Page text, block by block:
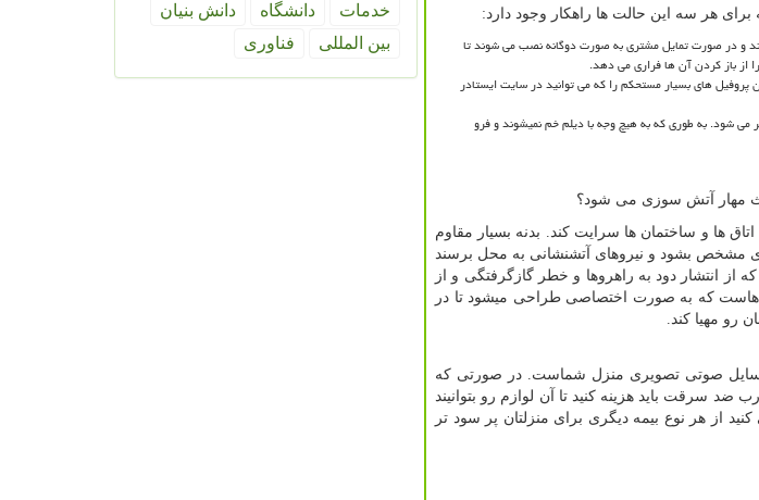
هر سه این حالت ها راهکار وجود دارد:
در صورت تمایل مشتری به صورت دوگانه نصب می شوند تا
از باز کردن آن ها فراری می دهد.
های بسیار مستحکم را که می توانید در سایت ایستادر
شود. به طوری که به هیچ وجه با دیلم خم نمیشوند و فرو
مهار آتش سوزی می شود؟
ها و ساختمان ها سرایت کند. بدنه بسیار مقاوم
مشخص بشود و نیروهای آتشنشانی به محل برسند
از انتشار دود به راهروها و خطر گازگرفتگی و از
هاست که به صورت اختصاصی طراحی میشود تا در
رو مهیا کند.
وسایل صوتی تصویری منزل شماست. در صورتی که
سرقت باید هزینه کنید تا آن لوازم رو بتوانیند
از هر نوع بیمه دیگری برای منزلتان پر سود تر
خدمات
دانشگاه
دانش بنیان
بین المللی
فناوری